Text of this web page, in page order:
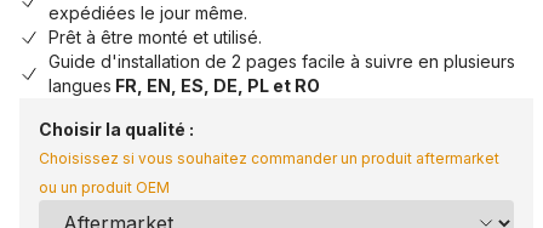
expédiées le jour même.
Prêt à être monté et utilisé.
Guide d'installation de 2 pages facile à suivre en plusieurs
langues FR, EN, ES, DE, PL et RO
Choisir la qualité :
Choisissez si vous souhaitez commander un produit aftermarket
ou un produit OEM